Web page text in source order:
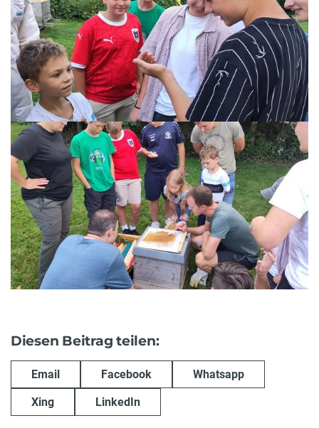
Diesen Beitrag teilen:
Email Facebook Whatsapp
Xing LinkedIn